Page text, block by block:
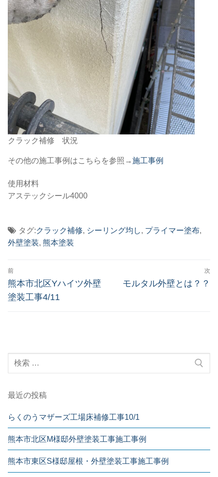
クラック補修 状況
その他の施工事例はこちらを参照→施工事例
使用材料
アステックシール4000
タグ:クラック補修, シーリング均し, プライマー塗布,
外壁塗装, 熊本塗装
投
稿
ナ
シ
ン
前
前
の
熊本市北区Yハイツ外壁
塗装工事4/11
次
次
モルタル外壁とは？？
最近の投稿
らくのうマザーズ工場床補修工事10/1
熊本市北区M様邸外壁塗装工事施工事例
熊本市東区S様邸屋根・外壁塗装工事施工事例